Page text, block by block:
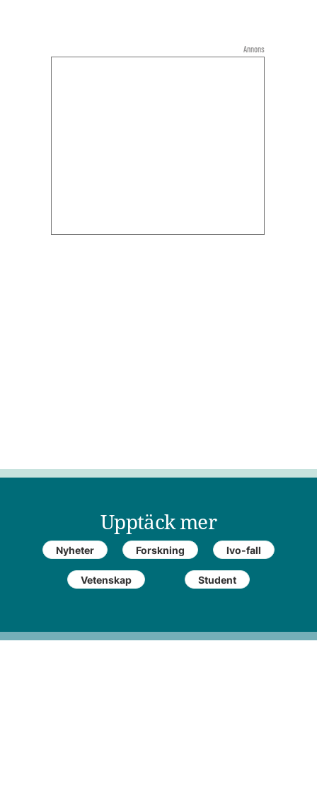
Upptäck mer
Nyheter Forskning Ivo-fall
Vetenskap Student
Annons